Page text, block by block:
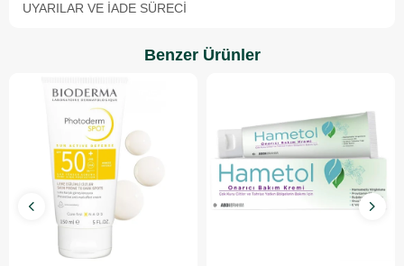
UYARILAR VE İADE SÜRECI
Benzer Ürünler